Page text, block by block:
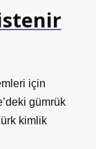
için
gümrük
kimlik